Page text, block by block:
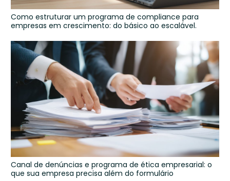
Como estruturar um programa de compliance para
empresas em crescimento: do básico ao escalável.
Canal de denúncias e programa de ética empresarial: o
que sua empresa precisa além do formulário